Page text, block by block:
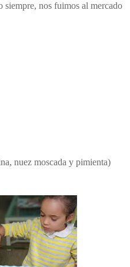
siempre, nos fuimos al mercado
nuez moscada y pimienta)